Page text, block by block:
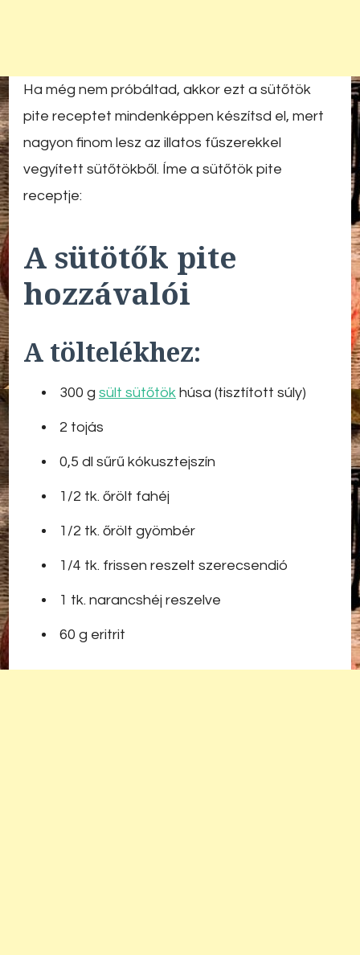
Ha még nem próbáltad, akkor ezt a sütőtök
pite receptet mindenképpen készítsd el, mert
nagyon finom lesz az illatos fűszerekkel
vegyített sütőtökből. Íme a sütőtök pite
receptje:
A sütötők pite
hozzávalói
A töltelékhez:
300 g sült sütőtök húsa (tisztított súly)
2 tojás
0,5 dl sűrű kókusztejszín
1/2 tk. őrölt fahéj
1/2 tk. őrölt gyömbér
1/4 tk. frissen reszelt szerecsendió
1 tk. narancshéj reszelve
60 g eritrit